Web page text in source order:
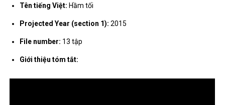
Tên tiếng Việt: Hầm tối
Projected Year (section 1):2015
File number: 13 tập
Giới thiệu tóm tắt: